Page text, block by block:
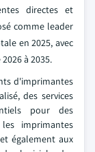
directes et
comme leader
en 2025, avec
à 2035.
d'imprimantes
des services
pour des
imprimantes
également aux